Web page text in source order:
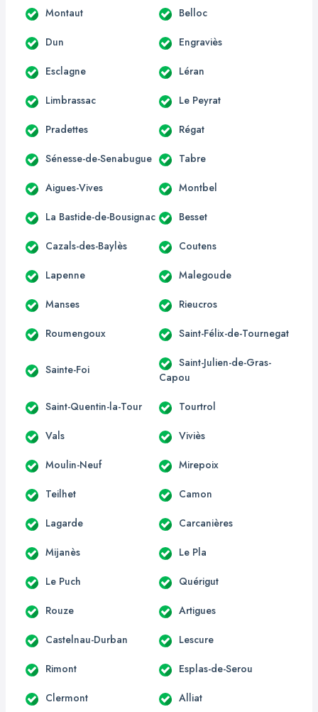
Montaut Belloc
Dun Engraviès
Esclagne Léran
Limbrassac Le Peyrat
Pradettes Régat
Sénesse-de-Senabugue Tabre
Aigues-Vives Montbel
La Bastide-de-Bousignac Besset
Cazals-des-Baylès Coutens
Lapenne Malegoude
Manses Rieucros
Roumengoux Saint-Félix-de-Tournegat
Sainte-Foi
Saint-Julien-de-Gras-
Capou
Saint-Quentin-la-Tour Tourtrol
Vals Viviès
Moulin-Neuf Mirepoix
Teilhet Camon
Lagarde Carcanières
Mijanès Le Pla
Le Puch Quérigut
Rouze Artigues
Castelnau-Durban Lescure
Rimont Esplas-de-Serou
Clermont Alliat